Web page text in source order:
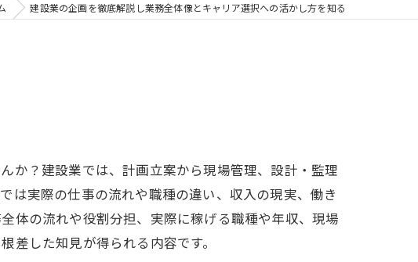
建設業の企画を徹底解説し業務全体像とキャリア選択への活かし方を知る
か？建設業では、計画立案から現場管理、設計・監理
は実際の仕事の流れや職種の違い、収入の現実、働き
体の流れや役割分担、実際に稼げる職種や年収、現場
した知見が得られる内容です。